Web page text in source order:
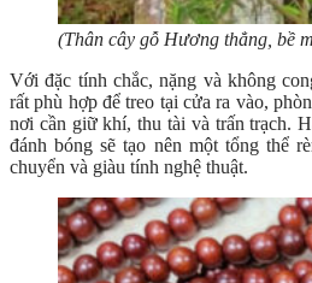
(Thân cây gỗ Hương thẳng, bề
Với đặc tính chắc, nặng và không
rất phù hợp để treo tại cửa ra vào,
nơi cần giữ khí, thu tài và trấn trạch.
đánh bóng sẽ tạo nên một tổng thể
chuyển và giàu tính nghệ thuật.